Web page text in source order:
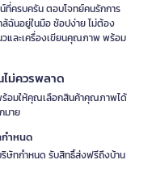
ที่ครบครัน ตอบโจทย์คนรักการ
ฉันอยู่ในมือ ช้อปง่าย ไม่ต้อง
วและเครื่องเขียนคุณภาพ พร้อม
ม่ควรพลาด
ร้อมให้คุณเลือกสินค้าคุณภาพได้
มาย
ำหนด
ษัทกำหนด รับสิทธิ์ส่งฟรีถึงบ้าน